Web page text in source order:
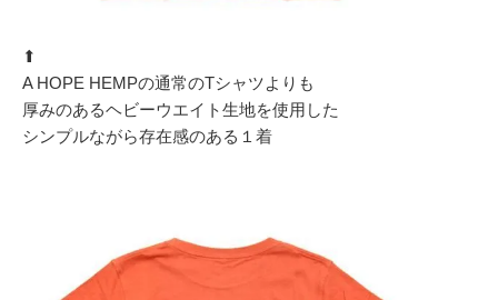
⬆︎
A HOPE HEMPの通常のTシャツよりも
厚みのあるヘビーウエイト生地を使用した
シンプルながら存在感のある１着